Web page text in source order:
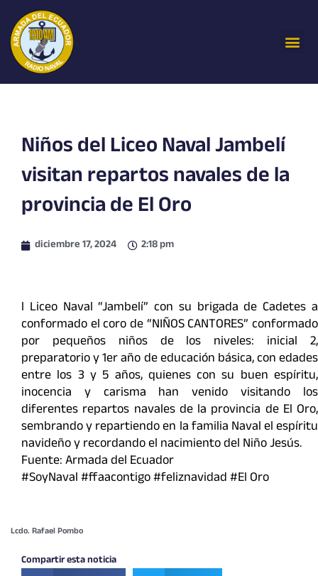
contenido
Niños del Liceo Naval Jambelí
visitan repartos navales de la
provincia de El Oro
diciembre 17, 2024 2:18 pm
l Liceo Naval “Jambelí” con su brigada de Cadetes a
conformado el coro de “NIÑOS CANTORES” conformado
por pequeños niños de los niveles: inicial 2,
preparatorio y 1er año de educación básica, con edades
entre los 3 y 5 años, quienes con su buen espíritu,
inocencia y carisma han venido visitando los
diferentes repartos navales de la provincia de El Oro,
sembrando y repartiendo en la familia Naval el espíritu
navideño y recordando el nacimiento del Niño Jesús.
Fuente: Armada del Ecuador
#SoyNaval #ffaacontigo #feliznavidad #El Oro
Lcdo. Rafael Pombo
Compartir esta noticia